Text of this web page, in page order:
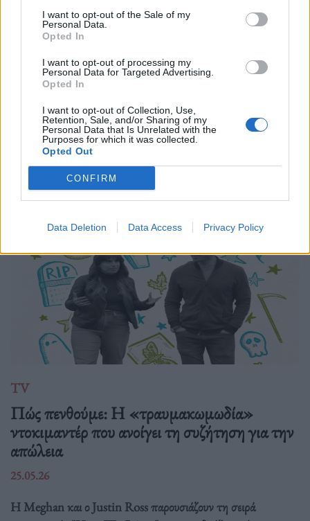
I want to opt-out of the Sale of my
Personal Data.
Opted In
I want to opt-out of processing my
Personal Data for Targeted Advertising.
Opted In
I want to opt-out of Collection, Use,
Retention, Sale, and/or Sharing of my
Personal Data that Is Unrelated with the
Purposes for which it was collected.
Opted Out
CONFIRM
Data Deletion Data Access Privacy Policy
Βρικόλακες, κατάσκοποι και το τέλος του
COSMOTE TV
Ο Μάικλ Φασμπέντερ επιστρέφει με τη δεύτερη σεζόν του
"The Agency", ο Τζέραρντ Μπάτλερ πρωταγωνιστεί στο
"Greenland: Migration", ενώ βρικόλακες, αστυνομικά
μυστήρια και αφιερώματα στη Μέριλιν Μονρόε κ
TV
Πώς πενθούμε: Η «τραυμακωμωδία»
ντοκιμαντέρ που ανοίγει τη συζήτηση για την
απώλεια
25.05.26
Η Meghan και ο Justin Ross παρουσιάζουν τη σειρά